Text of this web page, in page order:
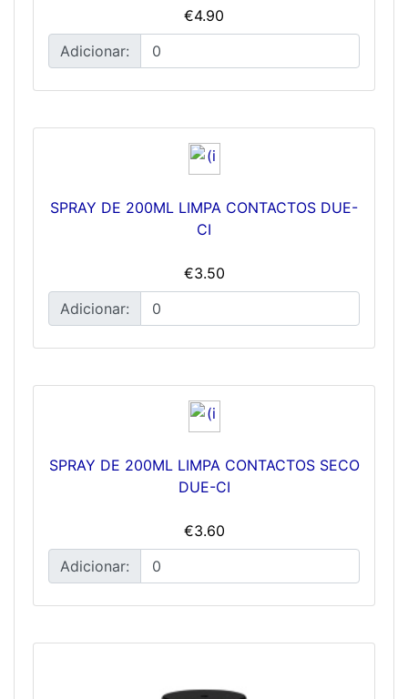
€4.90
Adicionar:
SPRAY DE 200ML LIMPA CONTACTOS DUE-
CI
€3.50
Adicionar:
SPRAY DE 200ML LIMPA CONTACTOS SECO
DUE-CI
€3.60
Adicionar: